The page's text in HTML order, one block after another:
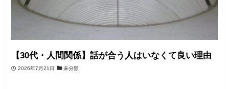
【30代・人間関係】話が合う人はいなくて良い理由
2026年7月21日 未分類